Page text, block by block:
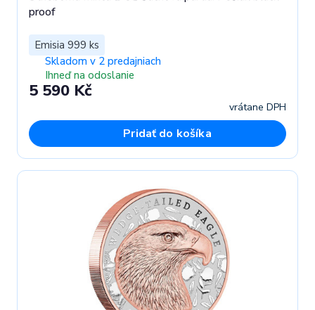
proof
Emisia 999 ks
Skladom v 2 predajniach
Ihneď na odoslanie
5 590 Kč
vrátane DPH
Pridať do košíka